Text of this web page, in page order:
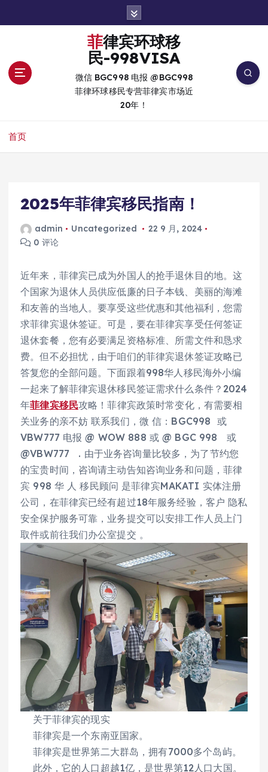
菲律宾环球移
民-998VISA
微信 BGC998 电报 @BGC998
菲律环球移民专营菲律宾市场近
20年！
首页
2025年菲律宾移民指南！
admin Uncategorized
22 9 月, 2024
0 评论
近年来，菲律宾已成为外国人的抢手退休目的地。这
个国家为退休人员供应低廉的日子本钱、美丽的海滩
和友善的当地人。要享受这些优惠和其他福利，您需
求菲律宾退休签证。可是，要在菲律宾享受任何签证
退休套餐，您有必要满足资格标准、所需文件和恳求
费。但不必担忧，由于咱们的菲律宾退休签证攻略已
答复您的全部问题。下面跟着998华人移民海外小编
一起来了解菲律宾退休移民签证需求什么条件？2024
年菲律宾移民攻略！菲律宾政策时常变化，有需要相
关业务的亲不妨 联系我们，微 信：BGC998 或
VBW777 电报 @ WOW 888 或 @ BGC 998 或
@VBW777 . 由于业务咨询量比较多，为了节约您
的宝贵时间，咨询请主动告知咨询业务和问题，菲律
宾 998 华 人 移民顾问 是菲律宾MAKATI 实体注册
公司，在菲律宾已经有超过18年服务经验，客户 隐私
安全保护服务可靠，业务提交可以安排工作人员上门
取件或前往我们办公室提交 。
关于菲律宾的现实
菲律宾是一个东南亚国家。
菲律宾是世界第二大群岛，拥有7000多个岛屿。
此外，它的人口超越1亿，是世界第12人口大国。